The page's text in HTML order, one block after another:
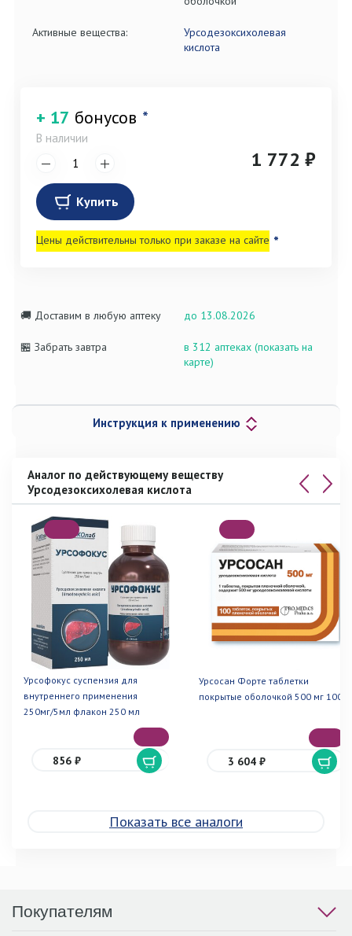
Активные вещества:
Урсодезоксихолевая
кислота
+ 17 бонусов *
В наличии
1 772 ₽
Купить
Цены действительны только при заказе на сайте *
🚚 Доставим в любую аптеку до 13.08.2026
🏪 Забрать завтра
в 312 аптеках (показать на
карте)
Инструкция к применению
Аналог по действующему веществу
Урсодезоксихолевая кислота
Урсофокус суспензия для
внутреннего применения
250мг/5мл флакон 250 мл
856 ₽
Урсосан Форте таблетки
покрытые оболочкой 500 мг 100
3 604 ₽
Показать все аналоги
Покупателям